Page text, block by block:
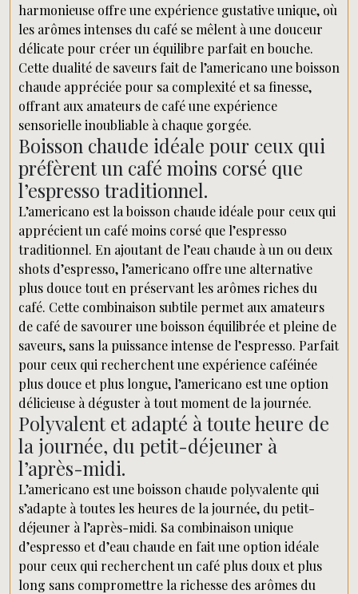
harmonieuse offre une expérience gustative unique, où
les arômes intenses du café se mêlent à une douceur
délicate pour créer un équilibre parfait en bouche.
Cette dualité de saveurs fait de l’americano une boisson
chaude appréciée pour sa complexité et sa finesse,
offrant aux amateurs de café une expérience
sensorielle inoubliable à chaque gorgée.
Boisson chaude idéale pour ceux qui
préfèrent un café moins corsé que
l’espresso traditionnel.
L’americano est la boisson chaude idéale pour ceux qui
apprécient un café moins corsé que l’espresso
traditionnel. En ajoutant de l’eau chaude à un ou deux
shots d’espresso, l’americano offre une alternative
plus douce tout en préservant les arômes riches du
café. Cette combinaison subtile permet aux amateurs
de café de savourer une boisson équilibrée et pleine de
saveurs, sans la puissance intense de l’espresso. Parfait
pour ceux qui recherchent une expérience caféinée
plus douce et plus longue, l’americano est une option
délicieuse à déguster à tout moment de la journée.
Polyvalent et adapté à toute heure de
la journée, du petit-déjeuner à
l’après-midi.
L’americano est une boisson chaude polyvalente qui
s’adapte à toutes les heures de la journée, du petit-
déjeuner à l’après-midi. Sa combinaison unique
d’espresso et d’eau chaude en fait une option idéale
pour ceux qui recherchent un café plus doux et plus
long sans compromettre la richesse des arômes du